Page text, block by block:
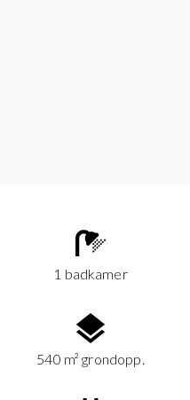
1 badkamer
540 m² grondopp.